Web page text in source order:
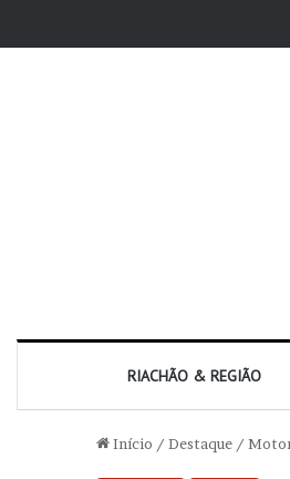
RIACHÃO & REGIÃO
Início / Destaque /